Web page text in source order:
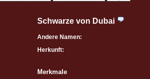
Schwarze von Dubai
Andere Namen:
Herkunft:
Merkmale